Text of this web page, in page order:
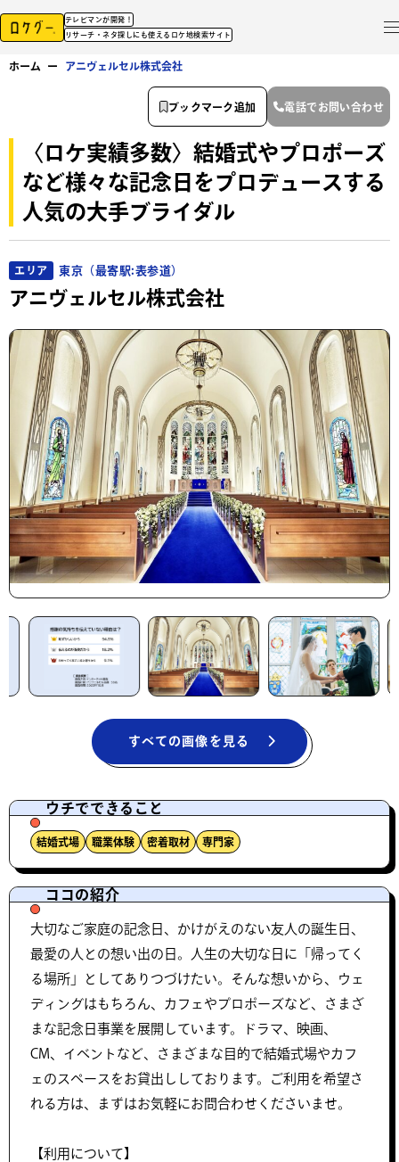
テレビマンが開発！
リサーチ・ネタ探しにも使えるロケ地検索サイト
ホーム ー アニヴェルセル株式会社
〈ロケ実績多数〉結婚式やプロポーズ
など様々な記念日をプロデュースする
人気の大手ブライダル
エリア 東京（最寄駅:表参道）
アニヴェルセル株式会社
すべての画像を見る
ウチでできること
結婚式場 職業体験 密着取材 専門家
ココの紹介
大切なご家庭の記念日、かけがえのない友人の誕生日、
最愛の人との想い出の日。人生の大切な日に「帰ってく
る場所」としてありつづけたい。そんな想いから、ウェ
ディングはもちろん、カフェやプロポーズなど、さまざ
まな記念日事業を展開しています。ドラマ、映画、
CM、イベントなど、さまざまな目的で結婚式場やカフ
ェのスペースをお貸出ししております。ご利用を希望さ
れる方は、まずはお気軽にお問合わせくださいませ。
【利用について】
ブックマーク追加 電話でお問い合わせ